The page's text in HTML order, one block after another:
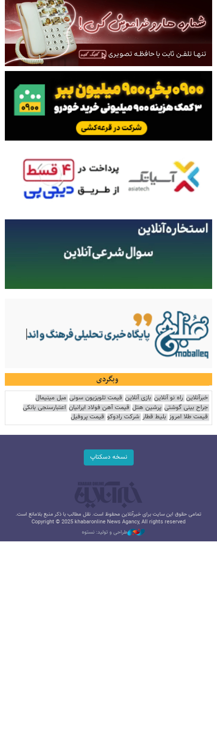
وبگردی
خبرآنلاین راه نو آنلاین بازی آنلاین قیمت تلویزیون سونی مبل مینیمال
جراح بینی گوشتی پرشین هتل قیمت آهن فولاد ایرانیان اعتبارسنجی بانکی
قیمت طلا امروز بلیط قطار شرکت رادوکو قیمت پروفیل
نسخه دسکتاپ
تمامی حقوق این سایت برای خبرآنلاین محفوظ است. نقل مطالب با ذکر منبع بلامانع است.
Copyright © 2025 khabaronline News Agancy, All rights reserved
طراحی و تولید: نستوه